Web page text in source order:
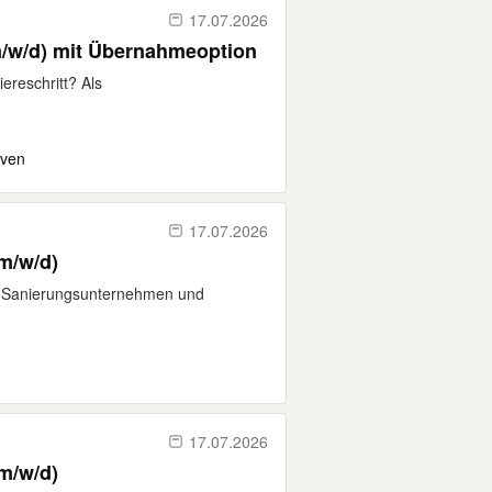
17.07.2026
d) mit Übernahmeoption
Als
17.07.2026
w/d)
und
17.07.2026
w/d)